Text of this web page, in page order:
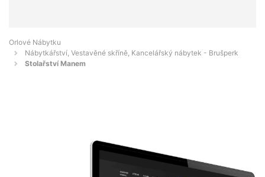
Orlové Nábytku
Nábytkářství, Vestavěné skříně, Kancelářský nábytek - Brušperk
Stolařství Manem